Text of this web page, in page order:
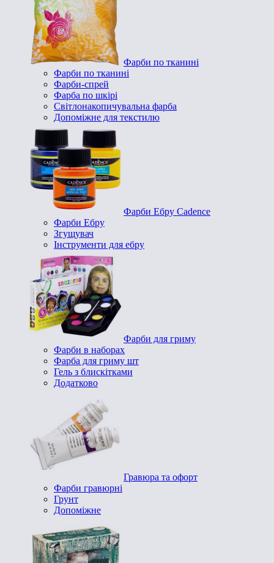
Фарби по тканині
Фарби по тканині
Фарби-спрей
Фарба по шкірі
Світлонакопичувальна фарба
Допоміжне для текстилю
Фарби Ебру Cadence
Фарби Ебру
Згущувач
Інструменти для ебру
Фарби для гриму
Фарби в наборах
Фарба для гриму шт
Гель з блискітками
Додатково
Гравюра та офорт
Фарби гравюрні
Грунт
Допоміжне